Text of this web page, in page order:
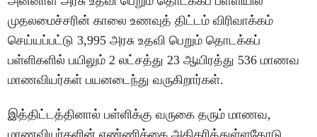
முதலமைச்சரின் காலை உணவுத் திட்டம் விரிவாக்கம்
செய்யப்பட்டு 3,995 அரசு உதவி பெறும் தொடக்கப்
பள்ளிகளில் பயிலும் 2 லட்சத்து 23 ஆயிரத்து 536 மாணவ
மாணவியர்கள் பயனடைந்து வருகிறார்கள்.
இத்திட்டத்தினால் பள்ளிக்கு வருகை தரும் மாணவ,